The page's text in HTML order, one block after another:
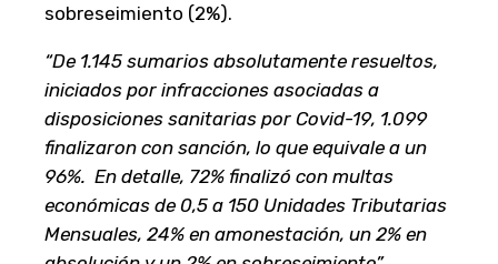
sobreseimiento (2%).
“De 1.145 sumarios absolutamente resueltos,
iniciados por infracciones asociadas a
disposiciones sanitarias por Covid-19, 1.099
finalizaron con sanción, lo que equivale a un
96%. En detalle, 72% finalizó con multas
económicas de 0,5 a 150 Unidades Tributarias
Mensuales, 24% en amonestación, un 2% en